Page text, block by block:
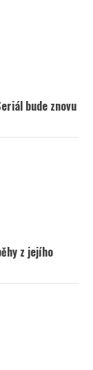
bude znovu
z jejího